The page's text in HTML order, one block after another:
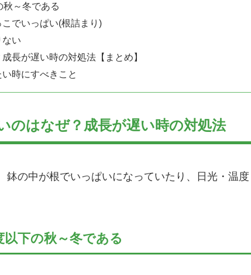
～冬である
でいっぱい(根詰まり)
い
長が遅い時の対処法【まとめ】
時にすべきこと
のはなぜ？成長が遅い時の対処法
の中が根でいっぱいになっていたり、日光・温度
下の秋～冬である